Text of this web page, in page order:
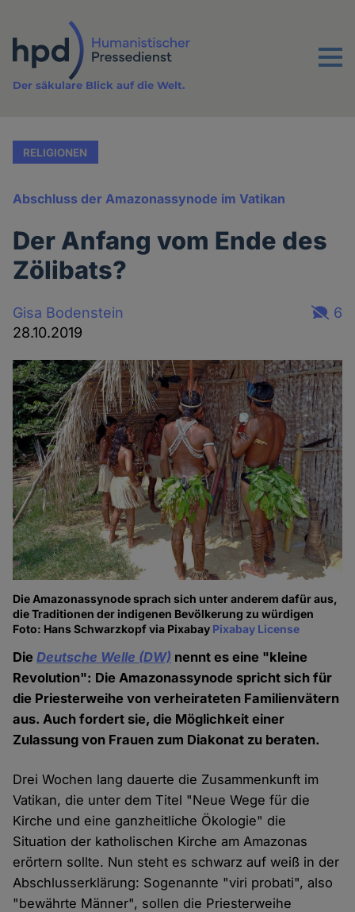
Inhalt
Menu
Der säkulare Blick auf die Welt.
RELIGIONEN
Abschluss der Amazonassynode im Vatikan
Der Anfang vom Ende des
Zölibats?
Gisa Bodenstein
28.10.2019
6
Die Amazonassynode sprach sich unter anderem dafür aus,
die Traditionen der indigenen Bevölkerung zu würdigen
Foto: Hans Schwarzkopf via Pixabay Pixabay License
DieDeutsche Welle (DW) nennt es eine "kleine
Revolution": Die Amazonassynode spricht sich für
die Priesterweihe von verheirateten Familienvätern
aus. Auch fordert sie, die Möglichkeit einer
Zulassung von Frauen zum Diakonat zu beraten.
Drei Wochen lang dauerte die Zusammenkunft im
Vatikan, die unter dem Titel "Neue Wege für die
Kirche und eine ganzheitliche Ökologie" die
Situation der katholischen Kirche am Amazonas
erörtern sollte. Nun steht es schwarz auf weiß in der
Abschlusserklärung: Sogenannte "viri probati", also
"bewährte Männer", sollen die Priesterweihe